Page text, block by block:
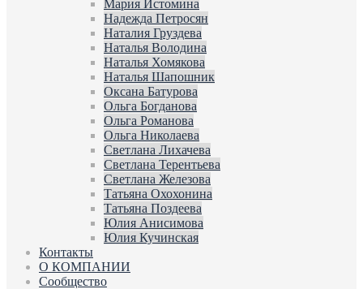
Мария Истомина
Надежда Петросян
Наталия Груздева
Наталья Володина
Наталья Хомякова
Наталья Шапошник
Оксана Батурова
Ольга Богданова
Ольга Романова
Ольга Николаева
Светлана Лихачева
Светлана Терентьева
Светлана Железова
Татьяна Охохонина
Татьяна Поздеева
Юлия Анисимова
Юлия Кучинская
Контакты
О КОМПАНИИ
Сообщество